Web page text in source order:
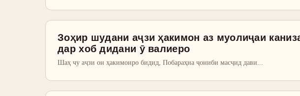
Зоҳир шудани аҷзи ҳакимон аз муолиҷаи
дар хоб дидани ӯ валиеро
Шаҳ чу аҷзи он ҳакимонро бидид, Побараҳна ҷониби масҷид дави